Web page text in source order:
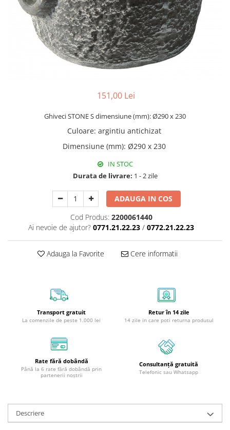
151,00 Lei
Ghiveci STONE S dimensiune (mm): Ø290 x 230
Culoare: argintiu antichizat
Dimensiune (mm): Ø290 x 230
IN STOC
Durata de livrare: 1 - 2 zile
ADAUGA IN COS
Cod Produs: 2200061440
Ai nevoie de ajutor? 0771.21.22.23 / 0772.21.22.23
Adauga la Favorite Cere informatii
Transport gratuit
La comenzile de peste 1.000 lei
Retur în 14 zile
14 zile in care poti returna produsul
Rate fără dobândă
Până la 6 rate fără dobândă prin
partenerii noștrii
Consultanță gratuită
Telefonic sau Whatsapp
Descriere